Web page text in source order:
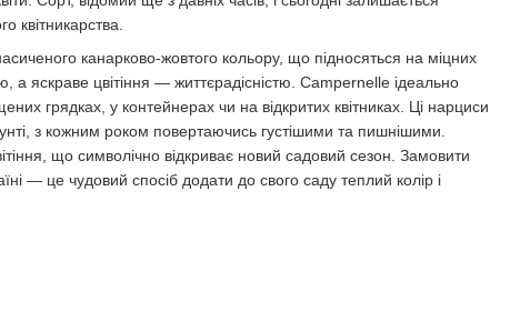
квітникарства.
канарково-жовтого кольору, що підносяться на міцних
а яскраве цвітіння — життєрадісністю. Campernelle ідеально
грядках, у контейнерах чи на відкритих квітниках. Ці нарциси
з кожним роком повертаючись густішими та пишнішими.
що символічно відкриває новий садовий сезон. Замовити
— це чудовий спосіб додати до свого саду теплий колір і